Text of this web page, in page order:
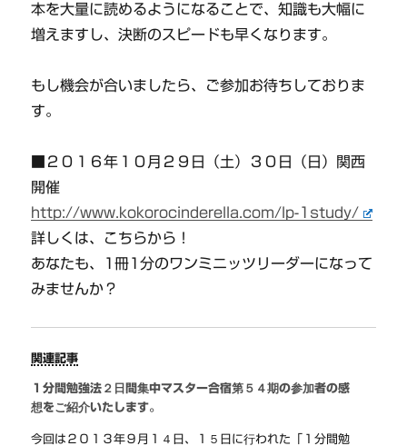
本を大量に読めるようになることで、知識も大幅に
増えますし、決断のスピードも早くなります。
もし機会が合いましたら、ご参加お待ちしておりま
す。
■２０１６年１０月２９日（土）３０日（日）関西
開催
http://www.kokorocinderella.com/lp-1study/
詳しくは、こちらから！
あなたも、1冊1分のワンミニッツリーダーになって
みませんか？
関連記事
１分間勉強法２日間集中マスター合宿第５４期の参加者の感
想をご紹介いたします。
今回は２０１３年９月１４日、１５日に行われた「１分間勉